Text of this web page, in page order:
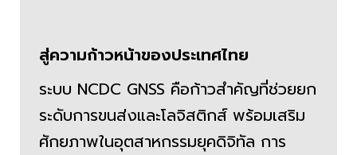
สู่ความก้าวหน้าของประเทศไทย
ระบบ NCDC GNSS คือก้าวสำคัญที่ช่วยยก
ระดับการขนส่งและโลจิสติกส์ พร้อมเสริม
ศักยภาพในอุตสาหกรรมยุคดิจิทัล การ